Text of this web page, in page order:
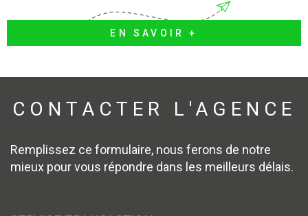
EN SAVOIR +
CONTACTER L'AGENCE
Remplissez ce formulaire, nous ferons de notre
mieux pour vous répondre dans les meilleurs délais.